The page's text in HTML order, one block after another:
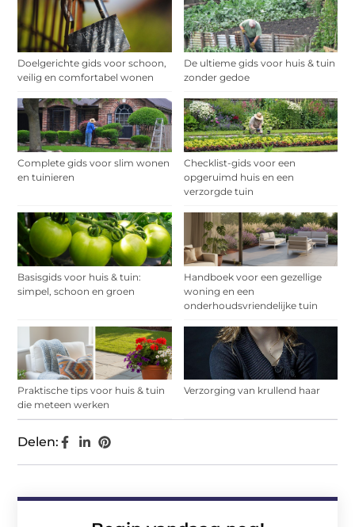
Doelgerichte gids voor schoon,
veilig en comfortabel wonen
De ultieme gids voor huis & tuin
zonder gedoe
Complete gids voor slim wonen
en tuinieren
Checklist-gids voor een
opgeruimd huis en een
verzorgde tuin
Basisgids voor huis & tuin:
simpel, schoon en groen
Handboek voor een gezellige
woning en een
onderhoudsvriendelijke tuin
Praktische tips voor huis & tuin
die meteen werken
Verzorging van krullend haar
Delen: